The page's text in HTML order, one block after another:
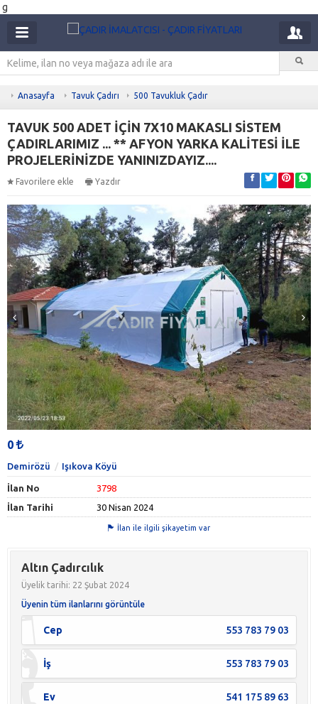
g
Anasayfa Tavuk Çadırı 500 Tavukluk Çadır
TAVUK 500 ADET İÇİN 7X10 MAKASLI SİSTEM
ÇADIRLARIMIZ ... ** AFYON YARKA KALİTESİ İLE
PROJELERİNİZDE YANINIZDAYIZ....
Favorilere ekle Yazdır
0
Demirözü Işıkova Köyü
İlan No
3798
İlan Tarihi
30 Nisan 2024
İlan ile ilgili şikayetim var
Altın Çadırcılık
Üyelik tarihi: 22 Şubat 2024
Üyenin tüm ilanlarını görüntüle
Cep 553 783 79 03
İş 553 783 79 03
Ev 541 175 89 63